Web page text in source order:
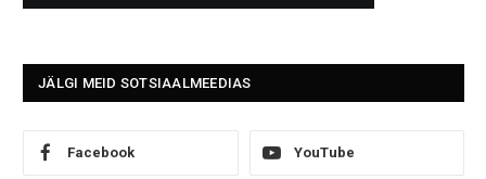
JÄLGI MEID SOTSIAALMEEDIAS
Facebook YouTube